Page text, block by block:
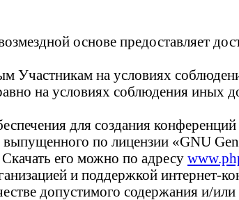
основе предоставляет
Участникам на условиях
на условиях соблюдения иных
для создания
по лицензии «GNU
его можно по адресу
и поддержкой интернет-
допустимого содержания и/